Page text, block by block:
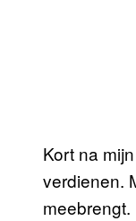
Kort na
verdienen.